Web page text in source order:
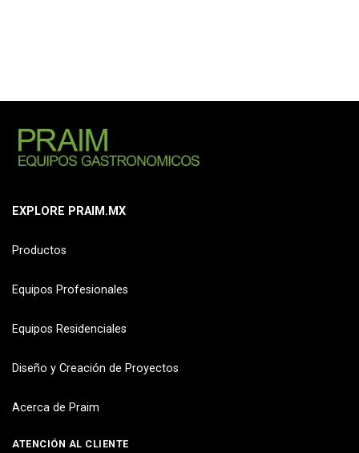
EXPLORE PRAIM.MX
Productos
Equipos Profesionales
Equipos Residenciales
Diseño y Creación de Proyectos
Acerca de Praim
ATENCIÓN AL CLIENTE